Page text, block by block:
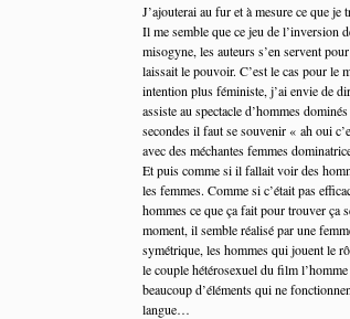
J’ajouterai au fur et à mesure ce que je
Il me semble que ce jeu de l’inversion
misogyne, les auteurs s’en servent
laissait le pouvoir. C’est le cas pour le
intention plus féministe, j’ai envie de
assiste au spectacle d’hommes
secondes il faut se souvenir « ah oui
avec des méchantes femmes
Et puis comme si il fallait voir des
les femmes. Comme si c’était pas
hommes ce que ça fait pour trouver
moment, il semble réalisé par une
symétrique, les hommes qui jouent le
le couple hétérosexuel du film
beaucoup d’éléments qui ne
langue…